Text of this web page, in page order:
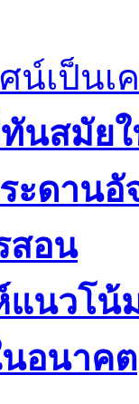
น์เป็น
นสมัย
ะดานอั
สอน
แนวโน้
อนาคต